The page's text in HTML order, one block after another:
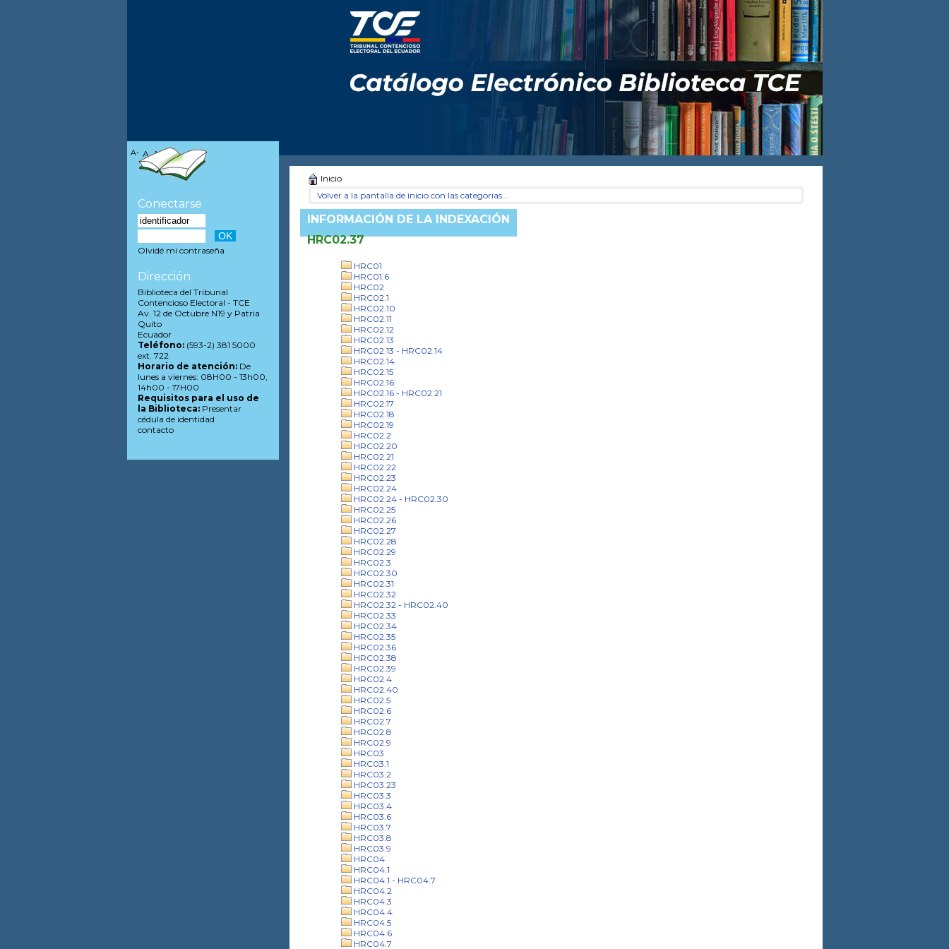
Inicio
Volver a la pantalla de inicio con las categorías...
INFORMACIÓN DE LA INDEXACIÓN
HRC02.37
HRC01
HRC01.6
HRC02
HRC02.1
HRC02.10
HRC02.11
HRC02.12
HRC02.13
HRC02.13 - HRC02.14
HRC02.14
HRC02.15
HRC02.16
HRC02.16 - HRC02.21
HRC02.17
HRC02.18
HRC02.19
HRC02.2
HRC02.20
HRC02.21
HRC02.22
HRC02.23
HRC02.24
HRC02.24 - HRC02.30
HRC02.25
HRC02.26
HRC02.27
HRC02.28
HRC02.29
HRC02.3
HRC02.30
HRC02.31
HRC02.32
HRC02.32 - HRC02.40
HRC02.33
HRC02.34
HRC02.35
HRC02.36
HRC02.38
HRC02.39
HRC02.4
HRC02.40
HRC02.5
HRC02.6
HRC02.7
HRC02.8
HRC02.9
HRC03
HRC03.1
HRC03.2
HRC03.23
HRC03.3
HRC03.4
HRC03.6
HRC03.7
HRC03.8
HRC03.9
HRC04
HRC04.1
HRC04.1 - HRC04.7
HRC04.2
HRC04.3
HRC04.4
HRC04.5
HRC04.6
HRC04.7
A- A A+
Conectarse
Olvidé mi contraseña
Dirección
Biblioteca del Tribunal
Contencioso Electoral - TCE
Av. 12 de Octubre N19 y Patria
Quito
Ecuador
Teléfono:(593-2) 381 5000
ext. 722
Horario de atención:De
lunes a viernes: 08H00 - 13h00,
14h00 - 17H00
Requisitos para el uso de
la Biblioteca:Presentar
cédula de identidad
contacto